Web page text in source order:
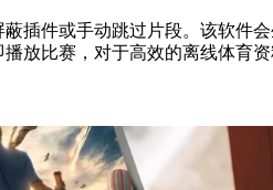
插件或手动跳过片段。该软件
放比赛，对于高效的离线体育